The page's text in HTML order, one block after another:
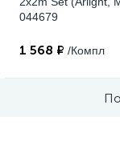
044679
1 568 ₽ /Компл